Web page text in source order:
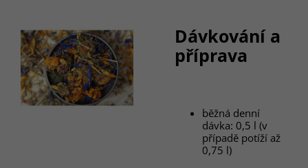
Dávkování a
příprava
běžná denní
dávka: 0,5 l (v
případě potíží až
0,75 l)